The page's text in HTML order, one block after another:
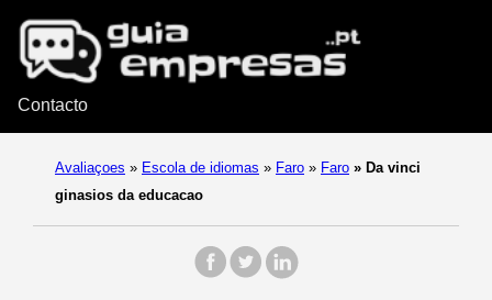
Contacto
Avaliaçoes » Escola de idiomas » Faro » Faro » Da vinci
ginasios da educacao